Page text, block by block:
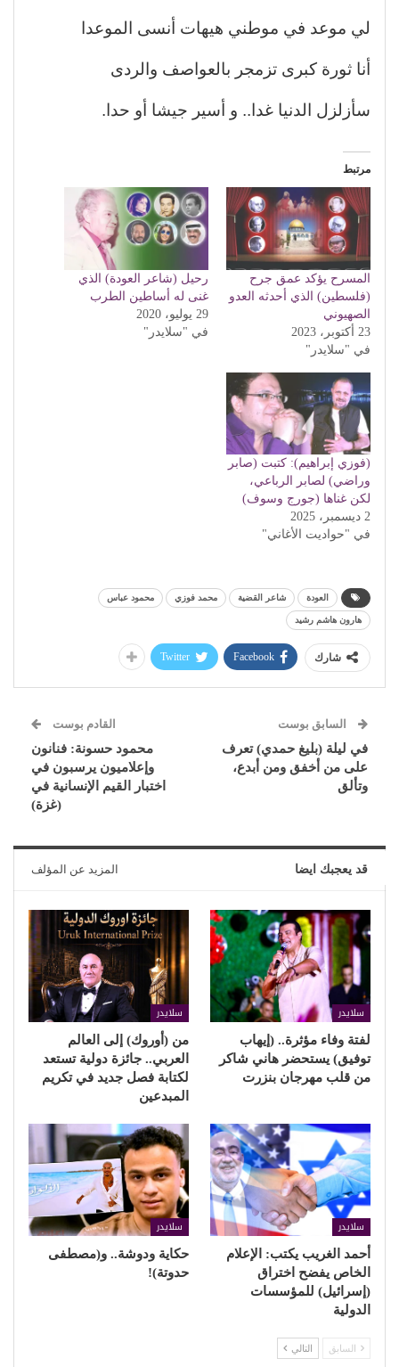
لي موعد في موطني هيهات أنسى الموعدا
أنا ثورة كبرى تزمجر بالعواصف والردى
سأزلزل الدنيا غدا.. و أسير جيشا أو حدا.
مرتبط
المسرح يؤكد عمق جرح
(فلسطين) الذي أحدثه العدو
الصهيوني
23 أكتوبر، 2023
في "سلايدر"
رحيل (شاعر العودة) الذي
غنى له أساطين الطرب
29 يوليو، 2020
في "سلايدر"
(فوزي إبراهيم): كتبت (صابر
وراضي) لصابر الرباعي،
لكن غناها (جورج وسوف)
2 ديسمبر، 2025
في "حواديت الأغاني"
العودة شاعر القضية محمد فوزي محمود عباس
هارون هاشم رشيد
شارك Facebook
Twitter
السابق بوست
في ليلة (بليغ حمدي) تعرف
على من أخفق ومن أبدع،
وتألق
القادم بوست
محمود حسونة: فنانون
وإعلاميون يرسبون في
اختبار القيم الإنسانية في
(غزة)
قد يعجبك ايضا المزيد عن المؤلف
سلايدر
لفتة وفاء مؤثرة.. (إيهاب
توفيق) يستحضر هاني شاكر
من قلب مهرجان بنزرت
سلايدر
من (أوروك) إلى العالم
العربي.. جائزة دولية تستعد
لكتابة فصل جديد في تكريم
المبدعين
سلايدر
أحمد الغريب يكتب: الإعلام
الخاص يفضح اختراق
(إسرائيل) للمؤسسات
الدولية
سلايدر
حكاية ودوشة.. و(مصطفى
حدوتة)!
السابق التالي